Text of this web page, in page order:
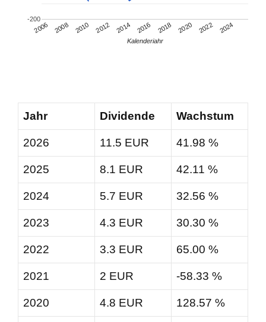
2006 2008 2010 2012 2014 2016 2018 2020 2022 2024
-200
Kalenderjahr
Jahr Dividende Wachstum
2026 11.5 EUR 41.98 %
2025 8.1 EUR 42.11 %
2024 5.7 EUR 32.56 %
2023 4.3 EUR 30.30 %
2022 3.3 EUR 65.00 %
2021 2 EUR -58.33 %
2020 4.8 EUR 128.57 %